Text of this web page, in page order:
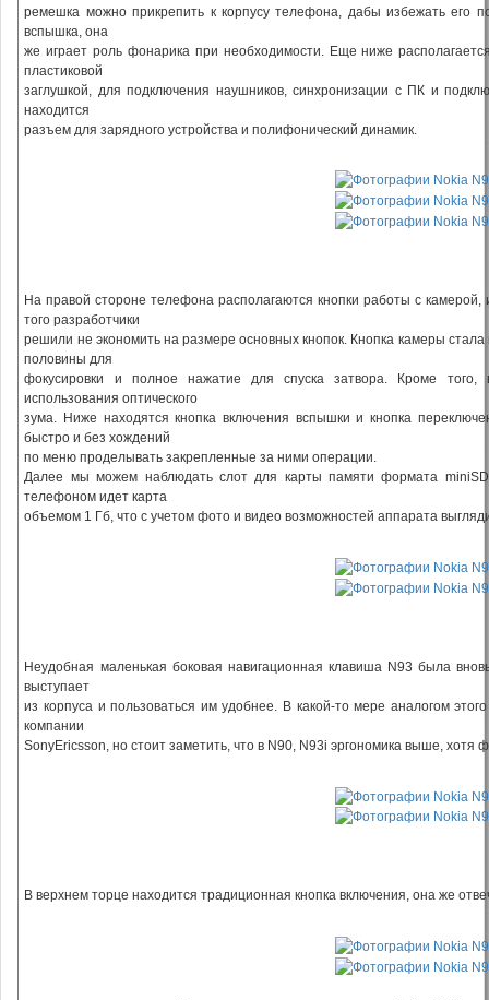
ремешка можно прикрепить к корпусу телефона, дабы избежать его
вспышка, она
же играет роль фонарика при необходимости. Еще ниже
пластиковой
заглушкой, для подключения наушников, синхронизации с ПК и
находится
разъем для зарядного устройства и полифонический динамик.
На правой стороне телефона располагаются кнопки работы с
того разработчики
решили не экономить на размере основных кнопок. Кнопка камеры
половины для
фокусировки и полное нажатие для спуска затвора. Кроме того,
использования оптического
зума. Ниже находятся кнопка включения вспышки и кнопка
быстро и без хождений
по меню проделывать закрепленные за ними операции.
Далее мы можем наблюдать слот для карты памяти формата
телефоном идет карта
объемом 1 Гб, что с учетом фото и видео возможностей аппарата
Неудобная маленькая боковая навигационная клавиша N93 была
выступает
из корпуса и пользоваться им удобнее. В какой-то мере аналогом
компании
SonyEricsson, но стоит заметить, что в N90, N93i эргономика выше, хотя
В верхнем торце находится традиционная кнопка включения, она же